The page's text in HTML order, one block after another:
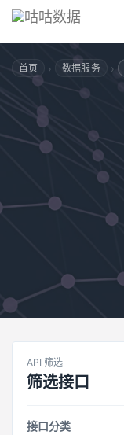
首页 › 数据服务 ›
API 筛选
筛选接口
接口分类